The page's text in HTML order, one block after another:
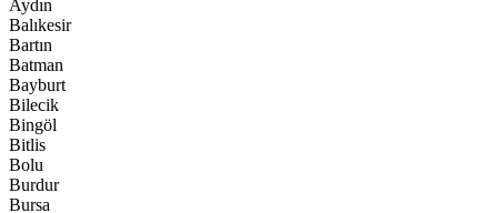
Aydın
Balıkesir
Bartın
Batman
Bayburt
Bilecik
Bingöl
Bitlis
Bolu
Burdur
Bursa